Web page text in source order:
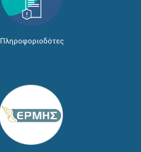
Πληροφοριοδότες